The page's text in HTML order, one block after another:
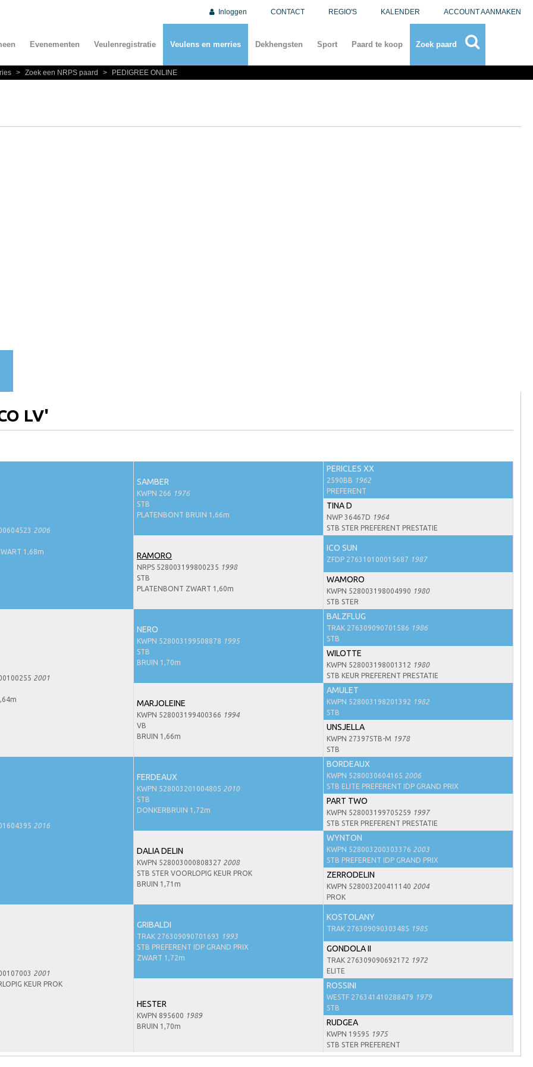
Inloggen CONTACT REGIO'S KALENDER ACCOUNT AANMAKEN
Evenementen Veulenregistratie Veulens en merries Dekhengsten Sport Paard te koop Zoek paard
> Zoek een NRPS paard > PEDIGREE ONLINE
LV'
2006
1,68m
SAMBER
KWPN 266 1976
STB
PLATENBONT BRUIN 1,66m
PERICLES XX
2590BB 1962
PREFERENT
TINA D
NWP 36467D 1964
STB STER PREFERENT PRESTATIE
RAMORO
NRPS 528003199800235 1998
STB
PLATENBONT ZWART 1,60m
ICO SUN
ZFDP 276310100015687 1987
WAMORO
KWPN 528003198004990 1980
STB STER
2001
NERO
KWPN 528003199508878 1995
STB
BRUIN 1,70m
BALZFLUG
TRAK 276309090701586 1986
STB
WILOTTE
KWPN 528003198001312 1980
STB KEUR PREFERENT PRESTATIE
MARJOLEINE
KWPN 528003199400366 1994
VB
BRUIN 1,66m
AMULET
KWPN 528003198201392 1982
STB
UNSJELLA
KWPN 27397STB-M 1978
STB
2016
FERDEAUX
KWPN 528003201004805 2010
STB
DONKERBRUIN 1,72m
BORDEAUX
KWPN 5280030604165 2006
STB ELITE PREFERENT IDP GRAND PRIX
PART TWO
KWPN 528003199705259 1997
STB STER PREFERENT PRESTATIE
DALIA DELIN
KWPN 528003000808327 2008
STB STER VOORLOPIG KEUR PROK
BRUIN 1,71m
WYNTON
KWPN 528003200303376 2003
STB PREFERENT IDP GRAND PRIX
ZERRODELIN
KWPN 528003200411140 2004
PROK
2001
KEUR PROK
GRIBALDI
TRAK 276309090701693
1993
STB PREFERENT IDP GRAND PRIX
ZWART 1,72m
KOSTOLANY
TRAK 276309090303485 1985
GONDOLA II
TRAK 276309090692172 1972
ELITE
HESTER
KWPN 895600 1989
BRUIN 1,70m
ROSSINI
WESTF 276341410288479 1979
STB
RUDGEA
KWPN 19595 1975
STB STER PREFERENT